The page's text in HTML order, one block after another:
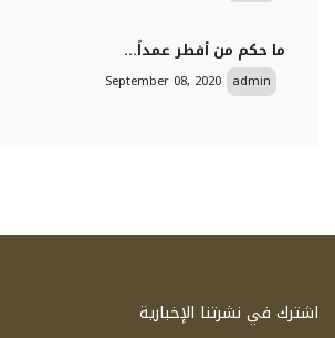
ما حكم من أفطر عمداً...
admin
September 08, 2020
اشترك في نشرتنا الإخبارية